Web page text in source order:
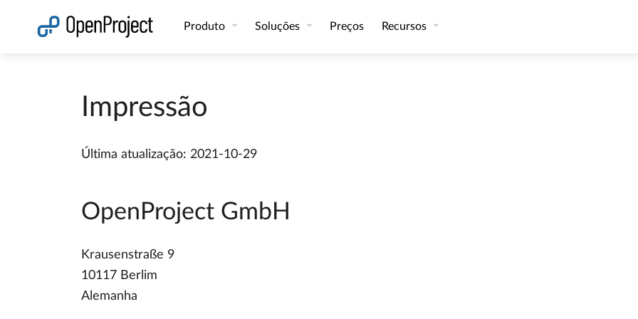
Produto Soluções Preços Recursos
Impressão
Última atualização: 2021-10-29
OpenProject GmbH
Krausenstraße 9
10117 Berlim
Alemanha